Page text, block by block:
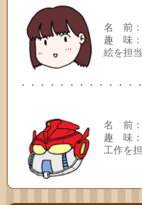
名 前：
趣 味：
絵を担
・・・・・・・・・・・・
名 前：
趣 味：
工作を